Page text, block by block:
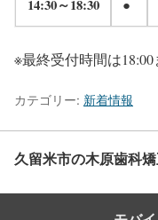
14:30～18:30 ●
※最終受付時間は18:00
カテゴリー: 新着情報
久留米市の木原歯科